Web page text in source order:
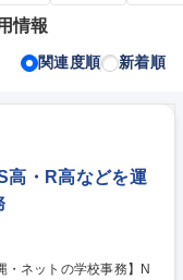
情報
関連度順 新着順
高・R高などを運